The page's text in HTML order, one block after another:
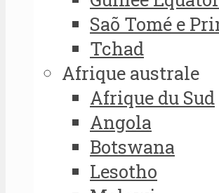
Saõ Tomé e
Tchad
Afrique australe
Afrique du Sud
Angola
Botswana
Lesotho